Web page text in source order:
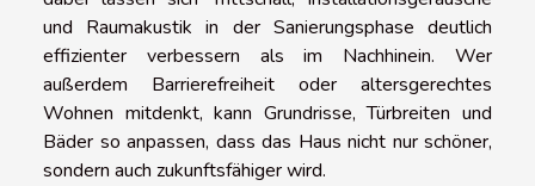
und Raumakustik in der Sanierungsphase deutlich
effizienter verbessern als im Nachhinein. Wer
außerdem Barrierefreiheit oder altersgerechtes
Wohnen mitdenkt, kann Grundrisse, Türbreiten und
Bäder so anpassen, dass das Haus nicht nur schöner,
sondern auch zukunftsfähiger wird.